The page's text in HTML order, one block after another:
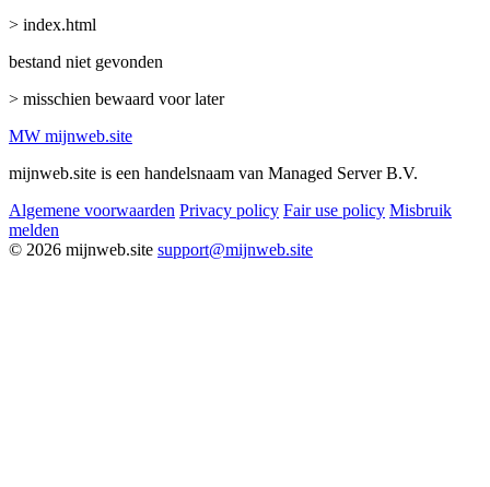
> index.html
bestand niet gevonden
> misschien bewaard voor later
MW mijnweb.site
mijnweb.site is een handelsnaam van Managed Server B.V.
Algemene voorwaarden Privacy policy Fair use policy Misbruik
melden
© 2026 mijnweb.site support@mijnweb.site